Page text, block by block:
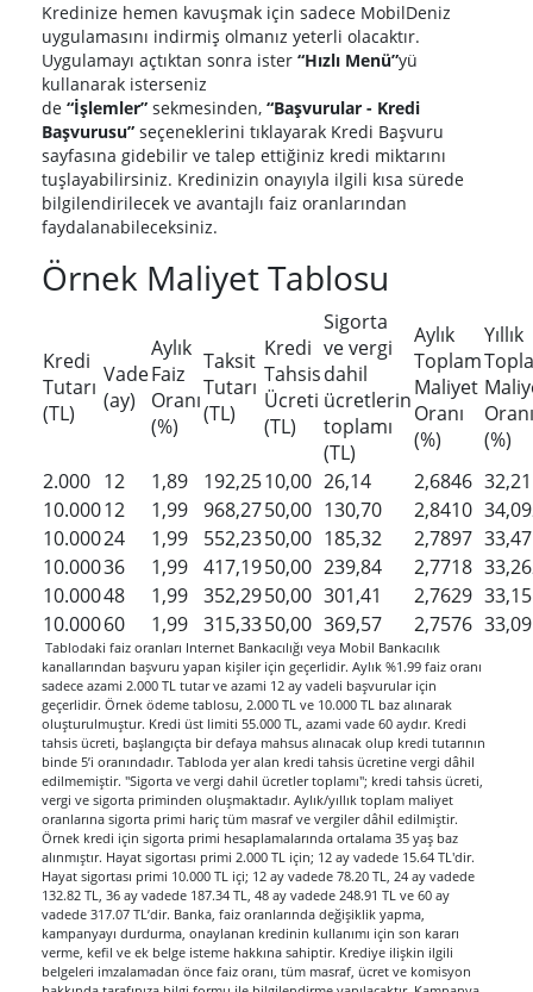
Kredinize hemen kavuşmak için sadece MobilDeniz
uygulamasını indirmiş olmanız yeterli olacaktır.
Uygulamayı açtıktan sonra ister “Hızlı Menü”yü
kullanarak isterseniz
de “İşlemler” sekmesinden, “Başvurular - Kredi
Başvurusu” seçeneklerini tıklayarak Kredi Başvuru
sayfasına gidebilir ve talep ettiğiniz kredi miktarını
tuşlayabilirsiniz. Kredinizin onayıyla ilgili kısa sürede
bilgilendirilecek ve avantajlı faiz oranlarından
faydalanabileceksiniz.
Örnek Maliyet Tablosu
Kredi
Tutarı
(TL)
Vade
(ay)
Aylık
Faiz
Oranı
(%)
Taksit
Tutarı
(TL)
Kredi
Tahsis
Ücreti
(TL)
Sigorta
ve vergi
dahil
ücretlerin
toplamı
(TL)
Aylık
Toplam
Maliyet
Oranı
(%)
Yıllık
Oranı
(%)
2.000 12 1,89 192,2510,00 26,14 2,6846
10.00012 1,99 968,2750,00 130,70 2,8410
10.00024 1,99 552,2350,00 185,32 2,7897
10.00036 1,99 417,1950,00 239,84 2,7718
10.00048 1,99 352,2950,00 301,41 2,7629
10.00060 1,99 315,3350,00 369,57 2,7576
Tablodaki faiz oranları Internet Bankacılığı veya Mobil Bankacılık
kanallarından başvuru yapan kişiler için geçerlidir. Aylık %1.99 faiz oranı
sadece azami 2.000 TL tutar ve azami 12 ay vadeli başvurular için
geçerlidir. Örnek ödeme tablosu, 2.000 TL ve 10.000 TL baz alınarak
oluşturulmuştur. Kredi üst limiti 55.000 TL, azami vade 60 aydır. Kredi
tahsis ücreti, başlangıçta bir defaya mahsus alınacak olup kredi tutarının
binde 5’i oranındadır. Tabloda yer alan kredi tahsis ücretine vergi dâhil
edilmemiştir. "Sigorta ve vergi dahil ücretler toplamı"; kredi tahsis ücreti,
vergi ve sigorta priminden oluşmaktadır. Aylık/yıllık toplam maliyet
oranlarına sigorta primi hariç tüm masraf ve vergiler dâhil edilmiştir.
Örnek kredi için sigorta primi hesaplamalarında ortalama 35 yaş baz
alınmıştır. Hayat sigortası primi 2.000 TL için; 12 ay vadede 15.64 TL'dir.
Hayat sigortası primi 10.000 TL içi; 12 ay vadede 78.20 TL, 24 ay vadede
132.82 TL, 36 ay vadede 187.34 TL, 48 ay vadede 248.91 TL ve 60 ay
vadede 317.07 TL’dir. Banka, faiz oranlarında değişiklik yapma,
kampanyayı durdurma, onaylanan kredinin kullanımı için son kararı
verme, kefil ve ek belge isteme hakkına sahiptir. Krediye ilişkin ilgili
belgeleri imzalamadan önce faiz oranı, tüm masraf, ücret ve komisyon